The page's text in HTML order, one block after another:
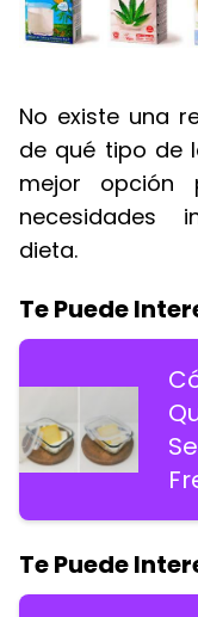
No existe una
de qué tipo de
mejor opción
necesidades
dieta.
Te Puede
Te Puede